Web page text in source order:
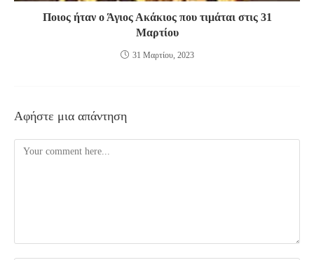
Ποιος ήταν ο Άγιος Ακάκιος που τιμάται στις 31
Μαρτίου
31 Μαρτίου, 2023
Αφήστε μια απάντηση
Comment